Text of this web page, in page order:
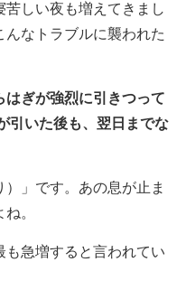
しい夜も増えてきまし
なトラブルに襲われた
はぎが強烈に引きつって
引いた後も、翌日までな
」です。あの息が止ま
。
急増すると言われてい